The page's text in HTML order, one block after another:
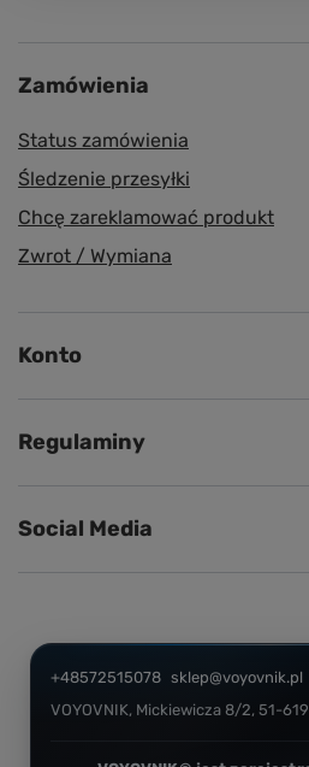
Zamówienia
Status zamówienia
Śledzenie przesyłki
Chcę zareklamować produkt
Zwrot / Wymiana
Konto
Regulaminy
Social Media
+48572515078 sklep@voyovnik.pl
VOYOVNIK, Mickiewicza 8/2, 51-619